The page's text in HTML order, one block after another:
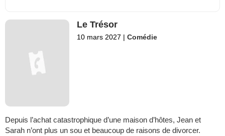
Le Trésor
10 mars 2027 | Comédie
Depuis l’achat catastrophique d’une maison d’hôtes, Jean et
Sarah n’ont plus un sou et beaucoup de raisons de divorcer.